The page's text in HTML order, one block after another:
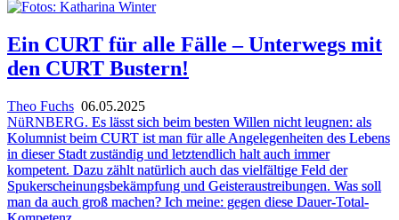
Ein CURT für alle Fälle – Unterwegs mit
den CURT Bustern!
Theo Fuchs 06.05.2025
NüRNBERG. Es lässt sich beim besten Willen nicht leugnen: als
Kolumnist beim CURT ist man für alle Angelegenheiten des Lebens
in dieser Stadt zuständig und letztendlich halt auch immer
kompetent. Dazu zählt natürlich auch das vielfältige Feld der
Spukerscheinungsbekämpfung und Geisteraustreibungen. Was soll
man da auch groß machen? Ich meine: gegen diese Dauer-Total-